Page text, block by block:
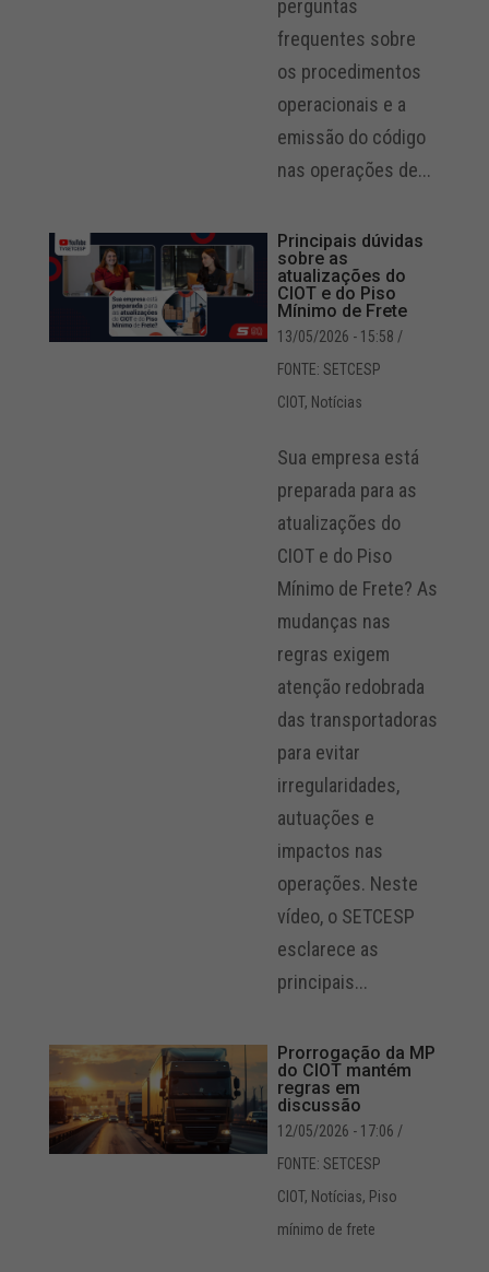
perguntas
frequentes sobre
os procedimentos
operacionais e a
emissão do código
nas operações de...
Principais dúvidas
sobre as
atualizações do
CIOT e do Piso
Mínimo de Frete
13/05/2026 - 15:58 /
FONTE: SETCESP
CIOT, Notícias
Sua empresa está
preparada para as
atualizações do
CIOT e do Piso
Mínimo de Frete? As
mudanças nas
regras exigem
atenção redobrada
das transportadoras
para evitar
irregularidades,
autuações e
impactos nas
operações. Neste
vídeo, o SETCESP
esclarece as
principais...
Prorrogação da MP
do CIOT mantém
regras em
discussão
12/05/2026 - 17:06 /
FONTE: SETCESP
CIOT, Notícias, Piso
mínimo de frete